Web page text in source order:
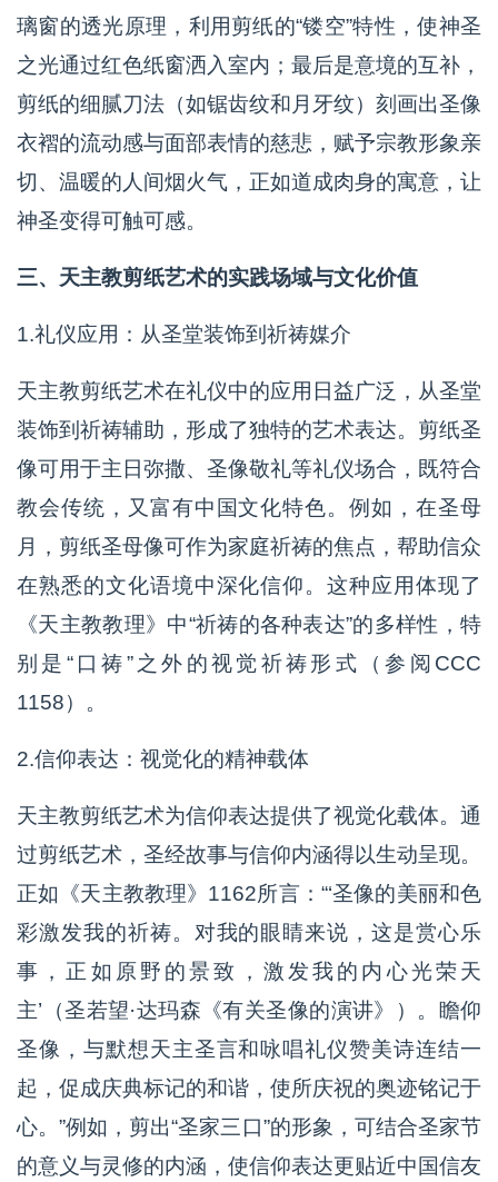
璃窗的透光原理，利用剪纸的“镂空”特性，使神圣
之光通过红色纸窗洒入室内；最后是意境的互补，
剪纸的细腻刀法（如锯齿纹和月牙纹）刻画出圣像
衣褶的流动感与面部表情的慈悲，赋予宗教形象亲
切、温暖的人间烟火气，正如道成肉身的寓意，让
神圣变得可触可感。
三、天主教剪纸艺术的实践场域与文化价值
1.礼仪应用：从圣堂装饰到祈祷媒介
天主教剪纸艺术在礼仪中的应用日益广泛，从圣堂
装饰到祈祷辅助，形成了独特的艺术表达。剪纸圣
像可用于主日弥撒、圣像敬礼等礼仪场合，既符合
教会传统，又富有中国文化特色。例如，在圣母
月，剪纸圣母像可作为家庭祈祷的焦点，帮助信众
在熟悉的文化语境中深化信仰。这种应用体现了
《天主教教理》中“祈祷的各种表达”的多样性，特
别是“口祷”之外的视觉祈祷形式（参阅CCC
1158）。
2.信仰表达：视觉化的精神载体
天主教剪纸艺术为信仰表达提供了视觉化载体。通
过剪纸艺术，圣经故事与信仰内涵得以生动呈现。
正如《天主教教理》1162所言：“‘圣像的美丽和色
彩激发我的祈祷。对我的眼睛来说，这是赏心乐
事，正如原野的景致，激发我的内心光荣天
主’（圣若望·达玛森《有关圣像的演讲》）。瞻仰
圣像，与默想天主圣言和咏唱礼仪赞美诗连结一
起，促成庆典标记的和谐，使所庆祝的奥迹铭记于
心。”例如，剪出“圣家三口”的形象，可结合圣家节
的意义与灵修的内涵，使信仰表达更贴近中国信友